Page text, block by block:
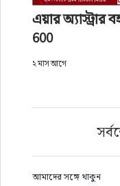
এয়ার অ্যাস্ট্রার
600
২ মাস আগে
আমাদের সঙ্গে থাকুন